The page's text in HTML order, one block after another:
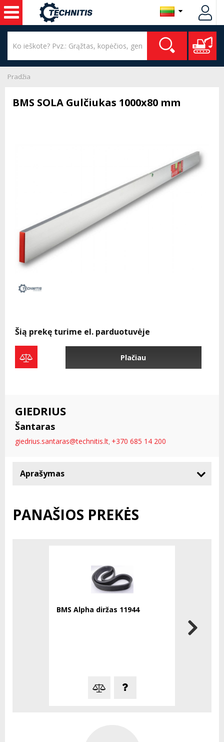
Pradžia
BMS SOLA Gulčiukas 1000x80 mm
Šią prekę turime el. parduotuvėje
Plačiau
GIEDRIUS
Šantaras
giedrius.santaras@technitis.lt, +370 685 14 200
Aprašymas
PANAŠIOS PREKĖS
BMS Alpha diržas 11944